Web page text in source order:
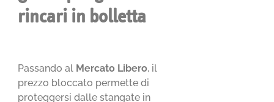
rincari in bolletta
Passando al Mercato Libero, il
prezzo bloccato permette di
proteggersi dalle stangate in